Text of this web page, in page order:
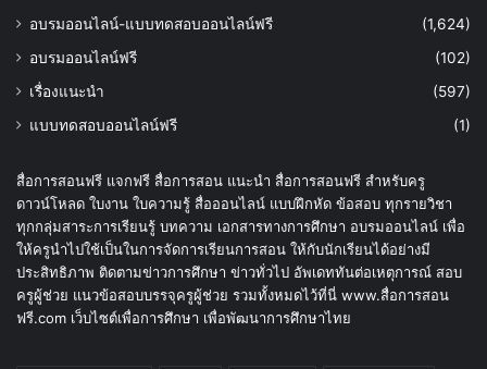
อบรมออนไลน์-แบบทดสอบออนไลน์ฟรี
(1,624)
อบรมออนไลน์ฟรี
(102)
เรื่องแนะนำ
(597)
แบบทดสอบออนไลน์ฟรี
(1)
สื่อการสอนฟรี แจกฟรี สื่อการสอน แนะนำ สื่อการสอนฟรี สำหรับครู
ดาวน์โหลด ใบงาน ใบความรู้ สื่อออนไลน์ แบบฝึกหัด ข้อสอบ ทุกรายวิชา
ทุกกลุ่มสาระการเรียนรู้ บทความ เอกสารทางการศึกษา อบรมออนไลน์ เพื่อ
ให้ครูนำไปใช้เป็นในการจัดการเรียนการสอน ให้กับนักเรียนได้อย่างมี
ประสิทธิภาพ ติดตามข่าวการศึกษา ข่าวทั่วไป อัพเดททันต่อเหตุการณ์ สอบ
ครูผู้ช่วย แนวข้อสอบบรรจุครูผู้ช่วย รวมทั้งหมดไว้ที่นี่ www.สื่อการสอน
ฟรี.com เว็บไซต์เพื่อการศึกษา เพื่อพัฒนาการศึกษาไทย